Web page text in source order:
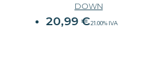
DOWN
20,99 €21.00% IVA